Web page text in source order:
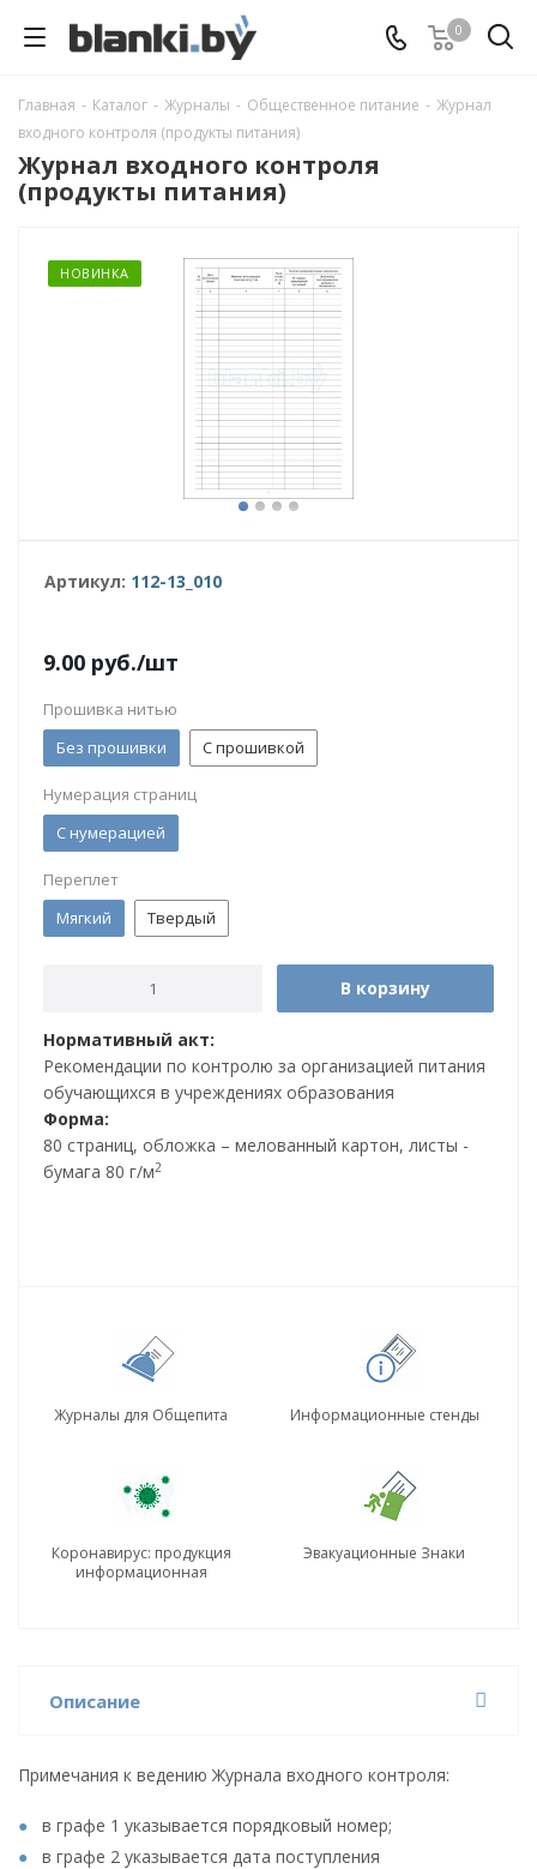
0
Главная - Каталог - Журналы - Общественное питание - Журнал
входного контроля (продукты питания)
Журнал входного контроля
(продукты питания)
НОВИНКА
Артикул: 112-13_010
9.00 руб./шт
Прошивка нитью
Без прошивки
С прошивкой
Нумерация страниц
С нумерацией
Переплет
Мягкий
Твердый
В корзину
Нормативный акт:
Рекомендации по контролю за организацией питания
обучающихся в учреждениях образования
Форма:
80 страниц, обложка – мелованный картон, листы -
бумага 80 г/м2
Журналы для Общепита Информационные стенды
Коронавирус: продукция
информационная
Эвакуационные Знаки
Описание
Примечания к ведению Журнала входного контроля:
в графе 1 указывается порядковый номер;
в графе 2 указывается дата поступления